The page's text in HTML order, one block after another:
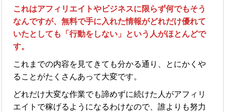
これはアフィリエイトやビジネスに限らず何でもそう
なんですが、無料で手に入れた情報がどれだけ優れて
いたとしても「行動をしない」という人がほとんどで
す。
これまでの内容を見てきても分かる通り、とにかくや
ることがたくさんあって大変です。
どれだけ大変な作業でも諦めずに続けた人がアフィリ
エイトで稼げるようになるわけなので、誰よりも努力